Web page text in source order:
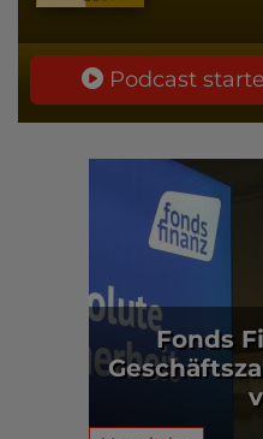
Podcast
Fonds